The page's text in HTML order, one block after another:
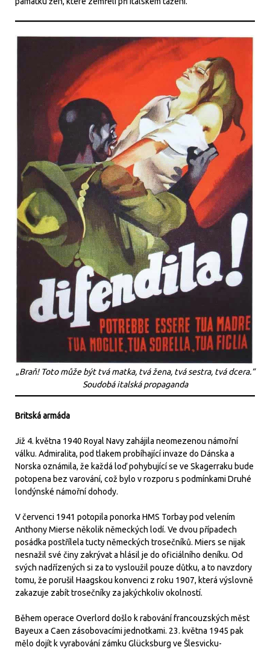
„Braň! Toto může být tvá matka, tvá žena, tvá sestra, tvá dcera.“
Soudobá italská propaganda
Britská armáda
Již 4. května 1940 Royal Navy zahájila neomezenou námořní
válku. Admiralita, pod tlakem probíhající invaze do Dánska a
Norska oznámila, že každá loď pohybující se ve Skagerraku bude
potopena bez varování, což bylo v rozporu s podmínkami Druhé
londýnské námořní dohody.
V červenci 1941 potopila ponorka HMS Torbay pod velením
Anthony Mierse několik německých lodí. Ve dvou případech
posádka postřílela tucty německých trosečníků. Miers se nijak
nesnažil své činy zakrývat a hlásil je do oficiálního deníku. Od
svých nadřízených si za to vysloužil pouze důtku, a to navzdory
tomu, že porušil Haagskou konvenci z roku 1907, která výslovně
zakazuje zabít trosečníky za jakýchkoliv okolností.
Během operace Overlord došlo k rabování francouzských měst
Bayeux a Caen zásobovacími jednotkami. 23. května 1945 pak
mělo dojít k vyrabování zámku Glücksburg ve Šlesvicku-